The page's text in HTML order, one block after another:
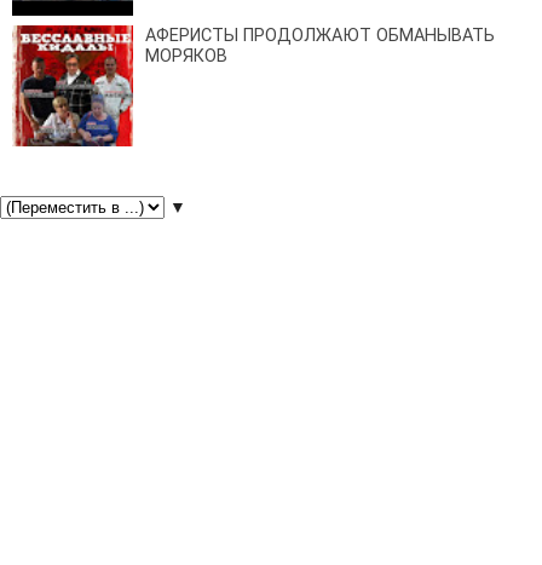
АФЕРИСТЫ ПРОДОЛЖАЮТ ОБМАНЫВАТЬ
МОРЯКОВ
▼